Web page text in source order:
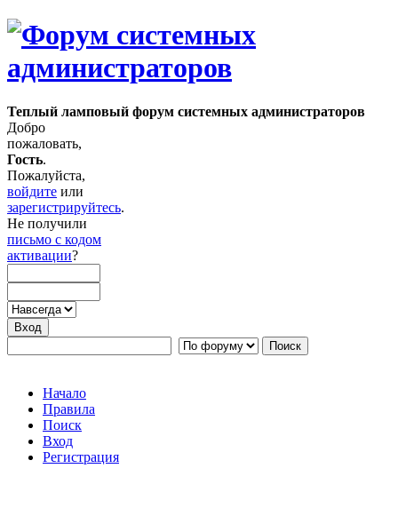
Теплый ламповый форум системных администраторов
Добро
пожаловать,
Гость.
Пожалуйста,
войдите или
зарегистрируйтесь.
Не получили
письмо с кодом
активации?
Начало
Правила
Поиск
Вход
Регистрация